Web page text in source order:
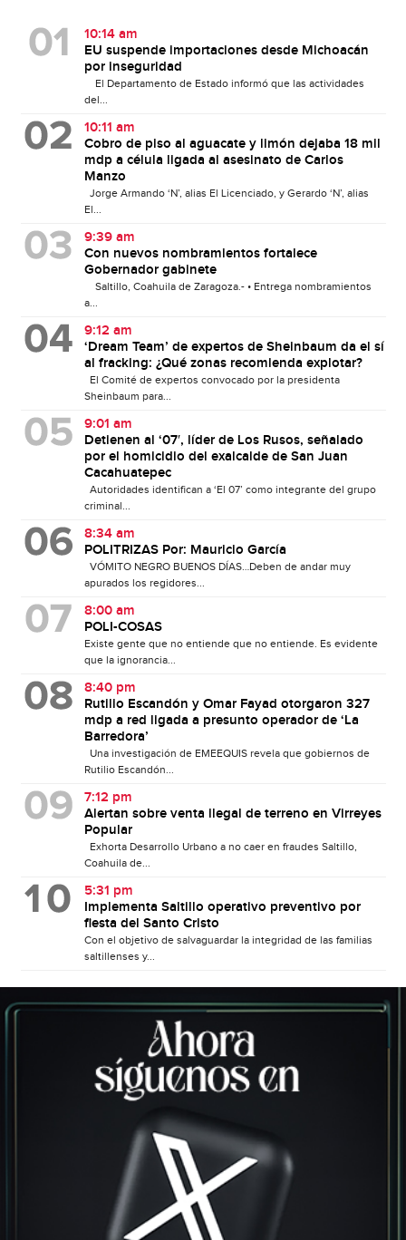
10:14 am
EU suspende importaciones desde Michoacán
por inseguridad
El Departamento de Estado informó que las actividades
del...
10:11 am
Cobro de piso al aguacate y limón dejaba 18 mil
mdp a célula ligada al asesinato de Carlos
Manzo
Jorge Armando ‘N’, alias El Licenciado, y Gerardo ‘N’, alias
El...
9:39 am
Con nuevos nombramientos fortalece
Gobernador gabinete
Saltillo, Coahuila de Zaragoza.- • Entrega nombramientos
a...
9:12 am
‘Dream Team’ de expertos de Sheinbaum da el sí
al fracking: ¿Qué zonas recomienda explotar?
El Comité de expertos convocado por la presidenta
Sheinbaum para...
9:01 am
Detienen al ‘07′, líder de Los Rusos, señalado
por el homicidio del exalcalde de San Juan
Cacahuatepec
Autoridades identifican a ‘El 07’ como integrante del grupo
criminal...
8:34 am
POLITRIZAS Por: Mauricio García
VÓMITO NEGRO BUENOS DÍAS…Deben de andar muy
apurados los regidores...
8:00 am
POLI-COSAS
Existe gente que no entiende que no entiende. Es evidente
que la ignorancia...
8:40 pm
Rutilio Escandón y Omar Fayad otorgaron 327
mdp a red ligada a presunto operador de ‘La
Barredora’
Una investigación de EMEEQUIS revela que gobiernos de
Rutilio Escandón...
7:12 pm
Alertan sobre venta ilegal de terreno en Virreyes
Popular
Exhorta Desarrollo Urbano a no caer en fraudes Saltillo,
Coahuila de...
5:31 pm
Implementa Saltillo operativo preventivo por
fiesta del Santo Cristo
Con el objetivo de salvaguardar la integridad de las familias
saltillenses y...